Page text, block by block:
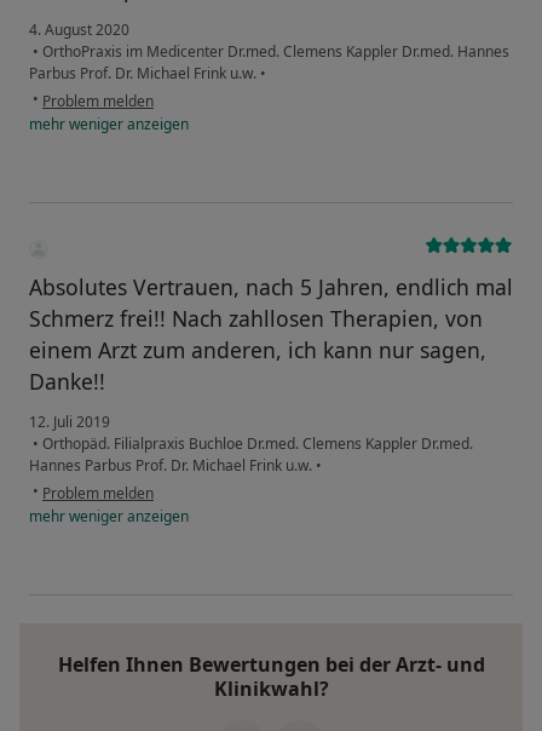
4. August 2020
• OrthoPraxis im Medicenter Dr.med. Clemens Kappler Dr.med. Hannes
Parbus Prof. Dr. Michael Frink u.w. •
• Problem melden
mehrwenigeranzeigen
Absolutes Vertrauen, nach 5 Jahren, endlich mal
Schmerz frei!! Nach zahllosen Therapien, von
einem Arzt zum anderen, ich kann nur sagen,
Danke!!
12. Juli 2019
• Orthopäd. Filialpraxis Buchloe Dr.med. Clemens Kappler Dr.med.
Hannes Parbus Prof. Dr. Michael Frink u.w. •
• Problem melden
mehrwenigeranzeigen
Helfen Ihnen Bewertungen bei der Arzt- und
Klinikwahl?